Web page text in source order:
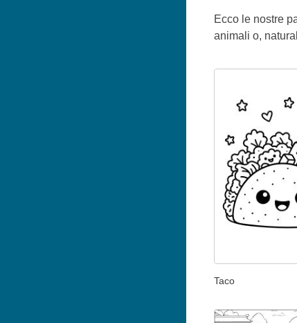
Ecco le nostre
animali o,
Taco